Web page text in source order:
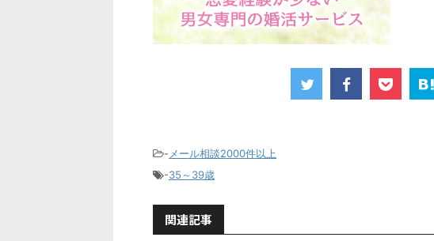
- メール相談2000件以上
-35～39歳
関連記事